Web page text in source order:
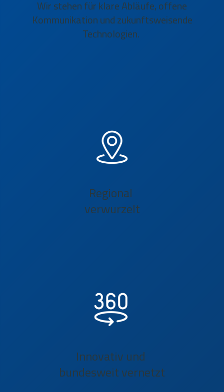
Wir stehen für klare Abläufe, offene
Kommunikation und zukunftsweisende
Technologien.
Regional
verwurzelt
Innovativ und
bundesweit vernetzt